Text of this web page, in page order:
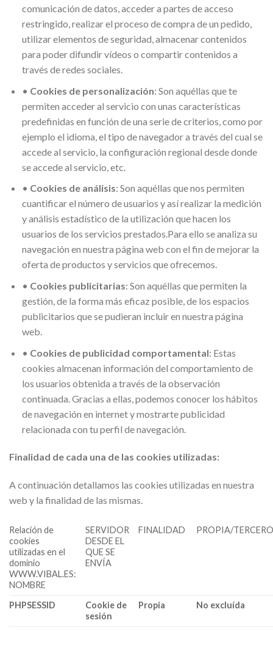
comunicación de datos, acceder a partes de acceso
restringido, realizar el proceso de compra de un pedido,
utilizar elementos de seguridad, almacenar contenidos
para poder difundir vídeos o compartir contenidos a
través de redes sociales.
• Cookies de personalización: Son aquéllas que te
permiten acceder al servicio con unas características
predefinidas en función de una serie de criterios, como por
ejemplo el idioma, el tipo de navegador a través del cual se
accede al servicio, la configuración regional desde donde
se accede al servicio, etc.
• Cookies de análisis: Son aquéllas que nos permiten
cuantificar el número de usuarios y así realizar la medición
y análisis estadístico de la utilización que hacen los
usuarios de los servicios prestados.Para ello se analiza su
navegación en nuestra página web con el fin de mejorar la
oferta de productos y servicios que ofrecemos.
• Cookies publicitarias: Son aquéllas que permiten la
gestión, de la forma más eficaz posible, de los espacios
publicitarios que se pudieran incluir en nuestra página
web.
• Cookies de publicidad comportamental: Estas
cookies almacenan información del comportamiento de
los usuarios obtenida a través de la observación
continuada. Gracias a ellas, podemos conocer los hábitos
de navegación en internet y mostrarte publicidad
relacionada con tu perfil de navegación.
Finalidad de cada una de las cookies utilizadas:
A continuación detallamos las cookies utilizadas en nuestra
web y la finalidad de las mismas.
Relación de
cookies
utilizadas en el
dominio
WWW.VIBAL.ES:
NOMBRE
SERVIDOR
DESDE EL
QUE SE
ENVÍA
FINALIDAD PROPIA/
PHPSESSID
Cookie de
sesión
Propia No excluída